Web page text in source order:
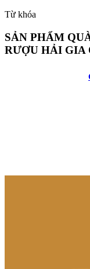
Từ khóa
SẢN PHẨM
RƯỢU HẢI GIA